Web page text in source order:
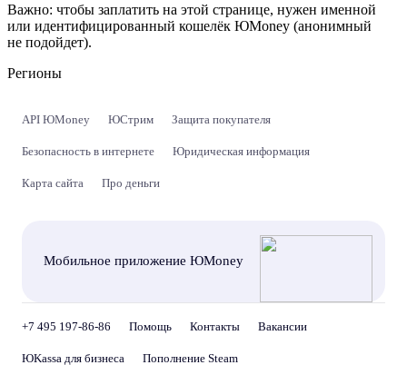
Важно: чтобы заплатить на этой странице, нужен именной
или идентифицированный кошелёк ЮMoney (анонимный
не подойдет).
Регионы
API ЮMoney ЮСтрим Защита покупателя
Безопасность в интернете Юридическая информация
Карта сайта Про деньги
Мобильное приложение ЮMoney
+7 495 197-86-86 Помощь Контакты Вакансии
ЮKassa для бизнеса Пополнение Steam